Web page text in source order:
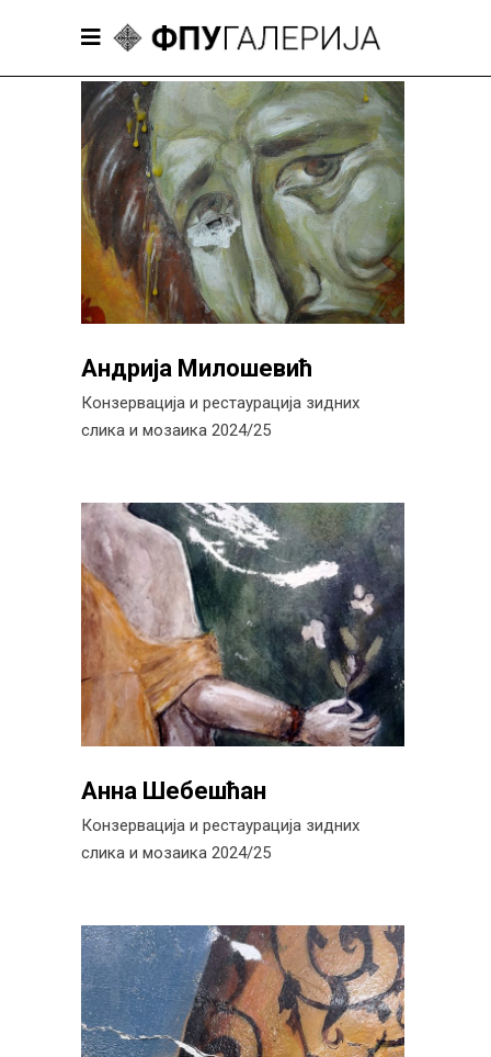
Андрија Милошевић
Конзервација и рестаурација зидних
слика и мозаика 2024/25
Анна Шебешћан
Конзервација и рестаурација зидних
слика и мозаика 2024/25